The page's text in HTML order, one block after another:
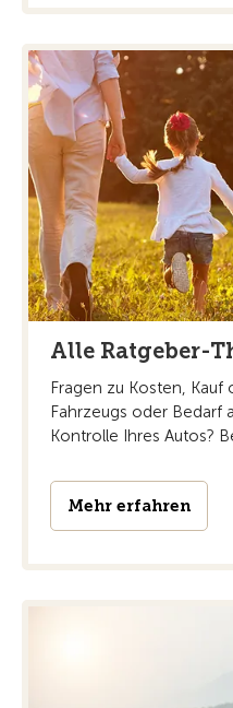
Alle Ratgeber-
Fragen zu Kosten, Kauf
Fahrzeugs oder Bedarf
Kontrolle Ihres Autos?
Mehr erfahren